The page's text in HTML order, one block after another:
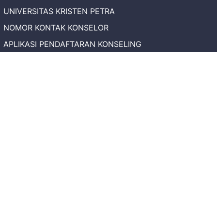
UNIVERSITAS KRISTEN PETRA
NOMOR KONTAK KONSELOR
APLIKASI PENDAFTARAN KONSELING